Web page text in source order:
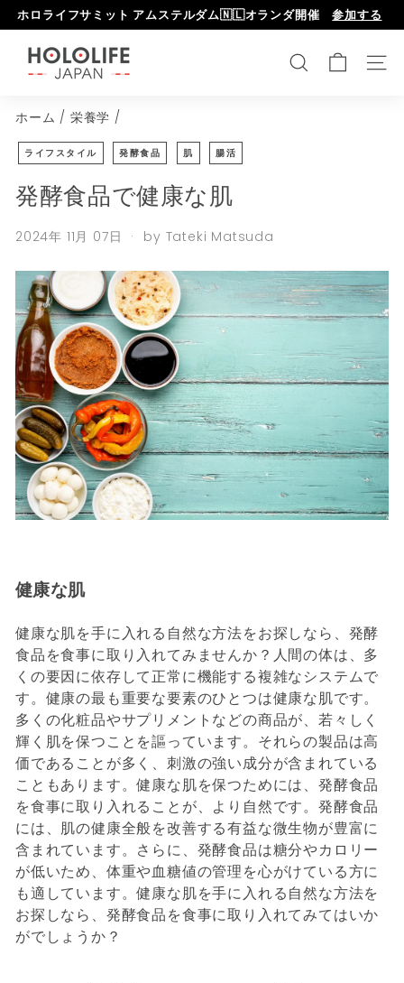
へ
ョ
ー
を
一
時
止
し
ま
ホロライフサミット アムステルダム🇳🇱オランダ開催参加する
H
o
o
l
f
e
e
n
t
e
r
J
a
p
a
n
検索 メ
ホーム / 栄養学 /
ライフスタイル 発酵食品 肌 腸活
発酵食品で健康な肌
2024年 11月 07日 by Tateki Matsuda
健康な肌
健康な肌を手に入れる自然な方法をお探しなら、発酵
食品を食事に取り入れてみませんか？人間の体は、多
くの要因に依存して正常に機能する複雑なシステムで
す。健康の最も重要な要素のひとつは健康な肌です。
多くの化粧品やサプリメントなどの商品が、若々しく
輝く肌を保つことを謳っています。それらの製品は高
価であることが多く、刺激の強い成分が含まれている
こともあります。健康な肌を保つためには、発酵食品
を食事に取り入れることが、より自然です。発酵食品
には、肌の健康全般を改善する有益な微生物が豊富に
含まれています。さらに、発酵食品は糖分やカロリー
が低いため、体重や血糖値の管理を心がけている方に
も適しています。健康な肌を手に入れる自然な方法を
お探しなら、発酵食品を食事に取り入れてみてはいか
がでしょうか？